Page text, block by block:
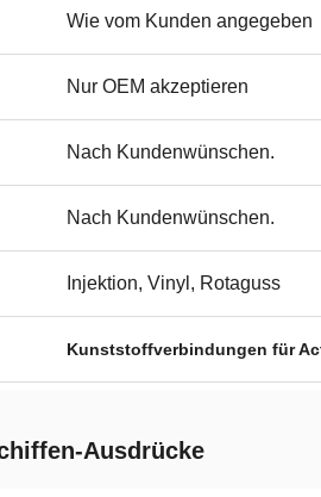
Wie vom Kunden angegeben
Nur OEM akzeptieren
Nach Kundenwünschen.
Nach Kundenwünschen.
Injektion, Vinyl, Rotaguss
Kunststoffverbindungen für
Ausdrücke